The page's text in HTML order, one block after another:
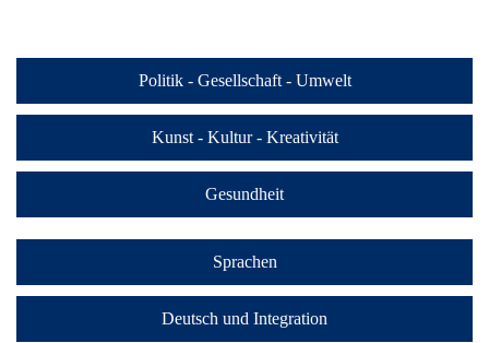
Politik - Gesellschaft - Umwelt
Kunst - Kultur - Kreativität
Gesundheit
Sprachen
Deutsch und Integration